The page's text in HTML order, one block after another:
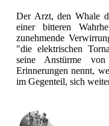
Der Arzt, den Whale
einer bitteren
zunehmende
"die elektrischen
seine Anstürme von
Erinnerungen nennt,
im Gegenteil, sich